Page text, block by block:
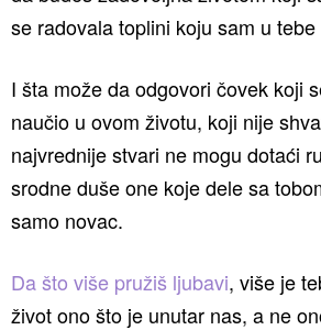
se radovala toplini koju sam u tebe
I šta može da odgovori čovek koji
naučio u ovom životu, koji nije
najvrednije stvari ne mogu dotaći
srodne duše one koje dele sa
samo novac.
Da što više pružiš ljubavi, više je
život ono što je unutar nas, a ne